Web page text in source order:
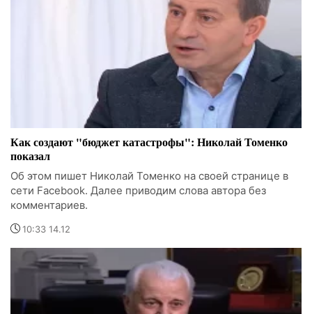
Как создают "бюджет катастрофы": Николай Томенко
показал
Об этом пишет Николай Томенко на своей странице в
сети Facebook. Далее приводим слова автора без
комментариев.
10:33 14.12